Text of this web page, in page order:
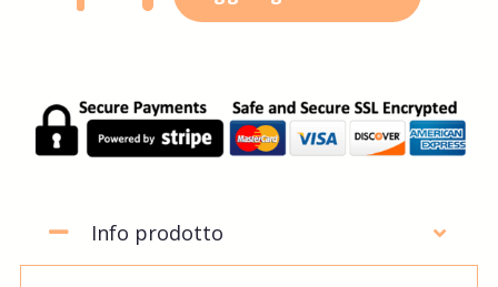
Info prodotto